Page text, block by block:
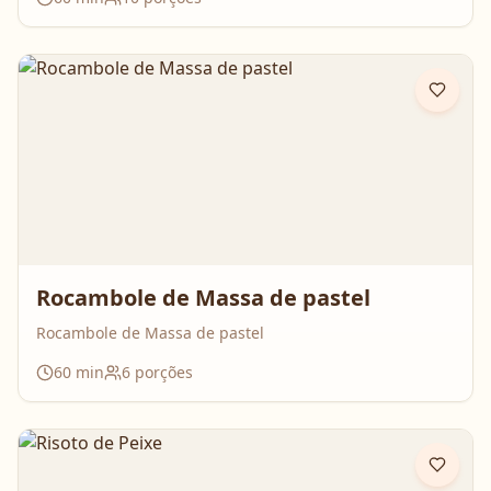
enquanto assa. Aperte o play, acompanhe o passo a
impossível de resistir 💛
Rocambole de Massa de pastel
Rocambole de Massa de pastel
60 min 6 porções